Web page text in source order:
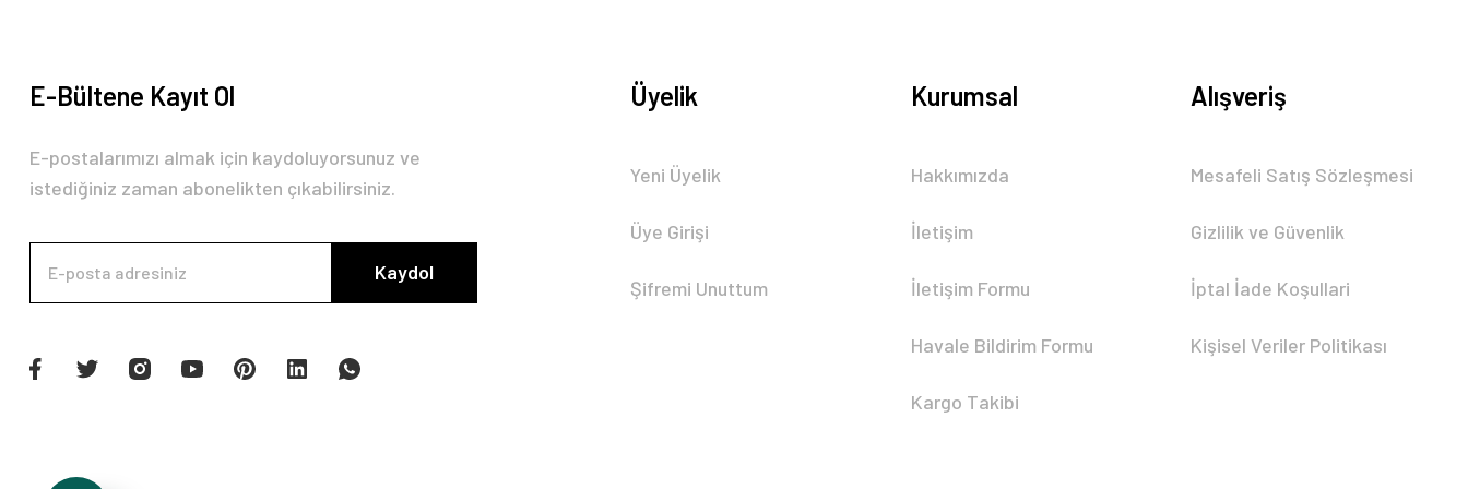
E-Bültene Kayıt Ol
E-postalarımızı almak için kaydoluyorsunuz ve
istediğiniz zaman abonelikten çıkabilirsiniz.
Kaydol
Üyelik
Yeni Üyelik
Üye Girişi
Şifremi Unuttum
Kurumsal
Hakkımızda
İletişim
İletişim Formu
Havale Bildirim Formu
Kargo Takibi
Alışveriş
Mesafeli Satış Sözleşmesi
Gizlilik ve Güvenlik
İptal İade Koşullari
Kişisel Veriler Politikası